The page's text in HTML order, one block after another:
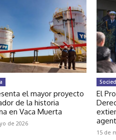
el mayor proyecto
de la historia
en Vaca Muerta
de 2026
El
15 de